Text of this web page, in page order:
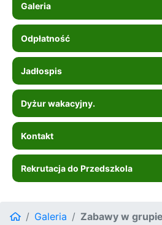
Galeria
Odpłatność
Jadłospis
Dyżur wakacyjny.
Kontakt
Rekrutacja do Przedszkola
Galeria Zabawy w